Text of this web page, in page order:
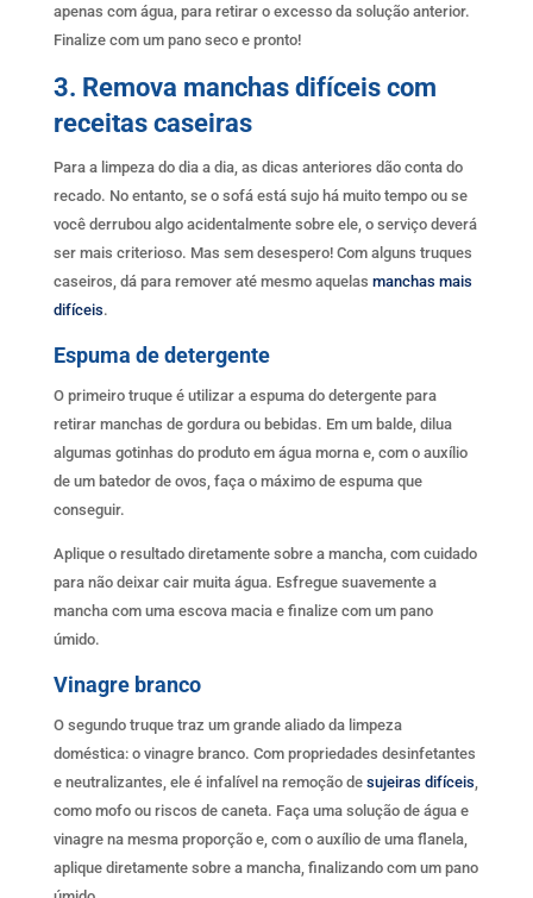
apenas com água, para retirar o excesso da solução anterior.
Finalize com um pano seco e pronto!
3. Remova manchas difíceis com
receitas caseiras
Para a limpeza do dia a dia, as dicas anteriores dão conta do
recado. No entanto, se o sofá está sujo há muito tempo ou se
você derrubou algo acidentalmente sobre ele, o serviço deverá
ser mais criterioso. Mas sem desespero! Com alguns truques
caseiros, dá para remover até mesmo aquelas manchas mais
difíceis.
Espuma de detergente
O primeiro truque é utilizar a espuma do detergente para
retirar manchas de gordura ou bebidas. Em um balde, dilua
algumas gotinhas do produto em água morna e, com o auxílio
de um batedor de ovos, faça o máximo de espuma que
conseguir.
Aplique o resultado diretamente sobre a mancha, com cuidado
para não deixar cair muita água. Esfregue suavemente a
mancha com uma escova macia e finalize com um pano
úmido.
Vinagre branco
O segundo truque traz um grande aliado da limpeza
doméstica: o vinagre branco. Com propriedades desinfetantes
e neutralizantes, ele é infalível na remoção de sujeiras difíceis
como mofo ou riscos de caneta. Faça uma solução de água e
vinagre na mesma proporção e, com o auxílio de uma flanela,
aplique diretamente sobre a mancha, finalizando com um pano